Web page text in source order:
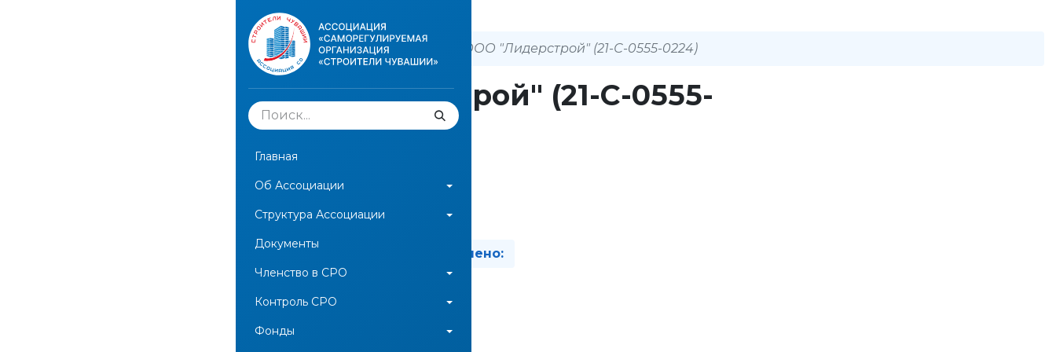
Главная
Об Ассоциации
Структура Ассоциации
Документы
Членство в СРО
Контроль СРО
Фонды
Сведения о членах СРО ООО "Лидерстрой" (21-С-0555-0224)
ООО "Лидерстрой" (21-С-0555-
0224)
Опубликовано: Изменено:
Экспортировать файл